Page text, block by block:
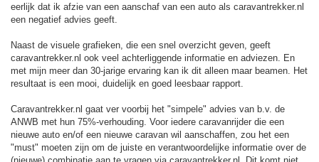
eerlijk dat ik afzie van een aanschaf van een auto als caravantrekker.nl
een negatief advies geeft.
Naast de visuele grafieken, die een snel overzicht geven, geeft
caravantrekker.nl ook veel achterliggende informatie en adviezen. En
met mijn meer dan 30-jarige ervaring kan ik dit alleen maar beamen. Het
resultaat is een mooi, duidelijk en goed leesbaar rapport.
Caravantrekker.nl gaat ver voorbij het "simpele" advies van b.v. de
ANWB met hun 75%-verhouding. Voor iedere caravanrijder die een
nieuwe auto en/of een nieuwe caravan wil aanschaffen, zou het een
"must" moeten zijn om de juiste en verantwoordelijke informatie over de